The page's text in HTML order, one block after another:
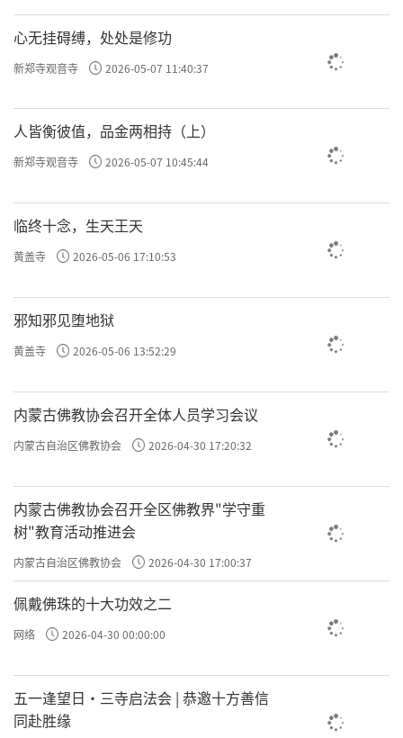
心无挂碍缚，处处是修功
新郑寺观音寺 2026-05-07 11:40:37
人皆衡彼值，品金两相持（上）
新郑寺观音寺 2026-05-07 10:45:44
临终十念，生天王天
黄盖寺 2026-05-06 17:10:53
邪知邪见堕地狱
黄盖寺 2026-05-06 13:52:29
内蒙古佛教协会召开全体人员学习会议
内蒙古自治区佛教协会 2026-04-30 17:20:32
内蒙古佛教协会召开全区佛教界"学守重
树"教育活动推进会
内蒙古自治区佛教协会 2026-04-30 17:00:37
佩戴佛珠的十大功效之二
网络 2026-04-30 00:00:00
五一逢望日・三寺启法会 | 恭邀十方善信
同赴胜缘